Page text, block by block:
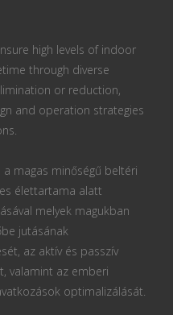
high levels of indoor
through diverse
or reduction,
and operation strategies
a magas minőségű beltéri
élettartama alatt
melyek magukban
jutásának
az aktív és passzív
valamint az emberi
optimalizálását.